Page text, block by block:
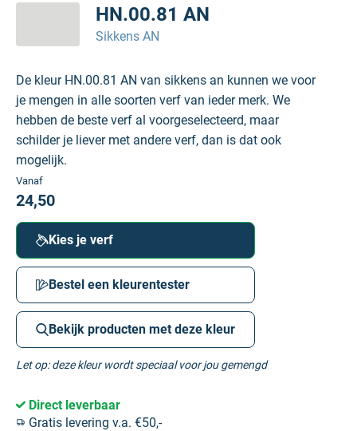
HN.00.81 AN
Sikkens AN
De kleur HN.00.81 AN van sikkens an kunnen we voor
je mengen in alle soorten verf van ieder merk. We
hebben de beste verf al voorgeselecteerd, maar
schilder je liever met andere verf, dan is dat ook
mogelijk.
Vanaf
24,50
Kies je verf
Bestel een kleurentester
Bekijk producten met deze kleur
Let op: deze kleur wordt speciaal voor jou gemengd
Direct leverbaar
Gratis levering v.a. €50,-